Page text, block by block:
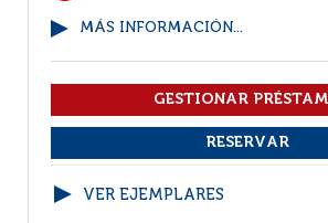
MÁS INFORMACIÓN...
VER EJEMPLARES